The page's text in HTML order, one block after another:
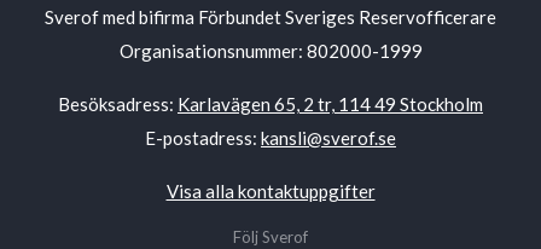
Sverof med bifirma Förbundet Sveriges Reservofficerare
Organisationsnummer: 802000-1999
Besöksadress: Karlavägen 65, 2 tr, 114 49 Stockholm
E-postadress: kansli@sverof.se
Visa alla kontaktuppgifter
Följ Sverof